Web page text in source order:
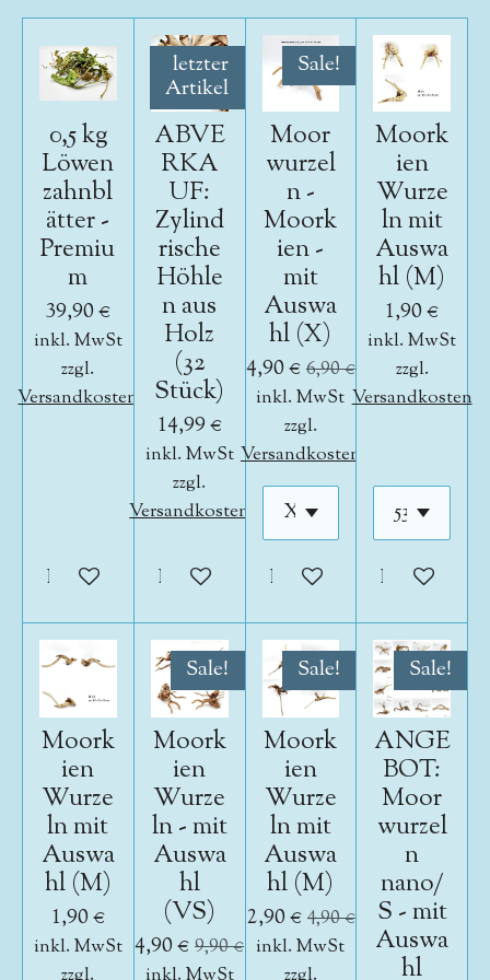
0,5 kg
Löwen
zahnbl
ätter -
Premiu
m
39,90 €
inkl. MwSt
zzgl.
Versandkosten
In den Warenkorb
letzter
Artikel
ABVE
RKA
UF:
Zylind
rische
Höhle
n aus
Holz
(32
Stück)
14,99 €
inkl. MwSt
zzgl.
Versandkosten
In den Warenkorb
Sale!
Moor
wurzel
n -
Moork
ien -
mit
Auswa
hl (X)
4,90 € 6,90 €
inkl. MwSt
zzgl.
Versandkosten
In den Warenkorb
Moork
ien
Wurze
ln mit
Auswa
hl (M)
1,90 €
inkl. MwSt
zzgl.
Versandkosten
In den
Moork
ien
Wurze
ln mit
Auswa
hl (M)
1,90 €
inkl. MwSt
Sale!
Moork
ien
Wurze
ln - mit
Auswa
hl
(VS)
4,90 € 9,90 €
Sale!
Moork
ien
Wurze
ln mit
Auswa
hl (M)
2,90 € 4,90 €
inkl. MwSt
Sale!
ANGE
BOT:
Moor
wurzel
n
nano/
S - mit
Auswa
hl